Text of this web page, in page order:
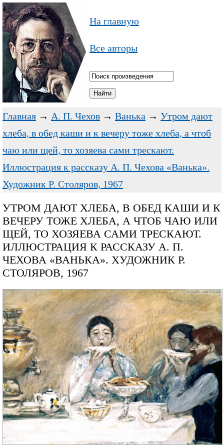
На главную
Все авторы
Главная → А. П. Чехов → Ванька → Утром дают
хлеба, в обед каши и к вечеру тоже хлеба, а чтоб
чаю или щей, то хозяева сами трескают.
Иллюстрация к рассказу А. П. Чехова «Ванька».
Художник Р. Столяров, 1967
УТРОМ ДАЮТ ХЛЕБА, В ОБЕД КАШИ И К
ВЕЧЕРУ ТОЖЕ ХЛЕБА, А ЧТОБ ЧАЮ ИЛИ
ЩЕЙ, ТО ХОЗЯЕВА САМИ ТРЕСКАЮТ.
ИЛЛЮСТРАЦИЯ К РАССКАЗУ А. П.
ЧЕХОВА «ВАНЬКА». ХУДОЖНИК Р.
СТОЛЯРОВ, 1967